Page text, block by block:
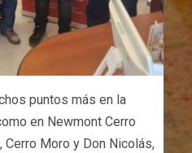
puntos más en la
en Newmont Cerro
Cerro Moro y Don Nicolás,